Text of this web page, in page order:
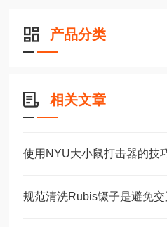
产品分类
相关文章
使用NYU大小鼠打击器的技
规范清洗Rubis镊子是避免